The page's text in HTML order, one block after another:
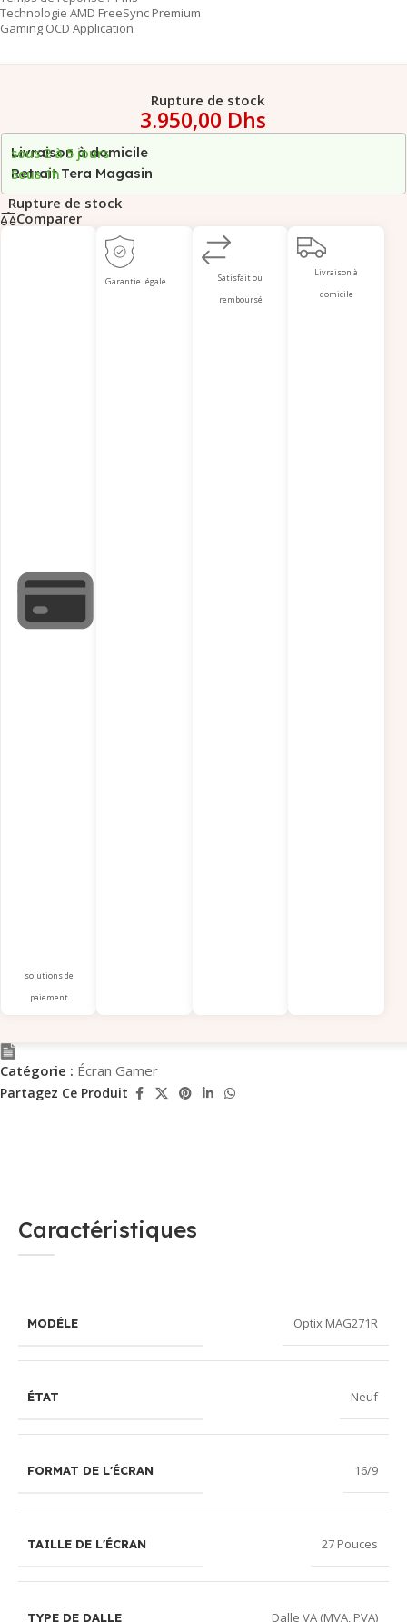
Technologie AMD FreeSync Premium
Gaming OCD Application
Rupture de stock
3.950,00 Dhs
Livraison à domicile
sous 2 à 5 jours
Retrait Tera Magasin
Sous 1h
Rupture de stock
Comparer
solutions de
paiement
Garantie légale
Satisfait ou
remboursé
Livraison à
domicile
Catégorie : Écran Gamer
Partagez Ce Produit
Caractéristiques
MODÉLE Optix MAG271R
ÉTAT Neuf
FORMAT DE L'ÉCRAN 16/9
TAILLE DE L'ÉCRAN 27 Pouces
TYPE DE DALLE Dalle VA (MVA, PVA)